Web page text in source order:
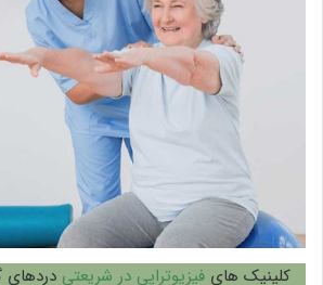
کلینیک هایفیزیوتراپی در شریعتی دردهای